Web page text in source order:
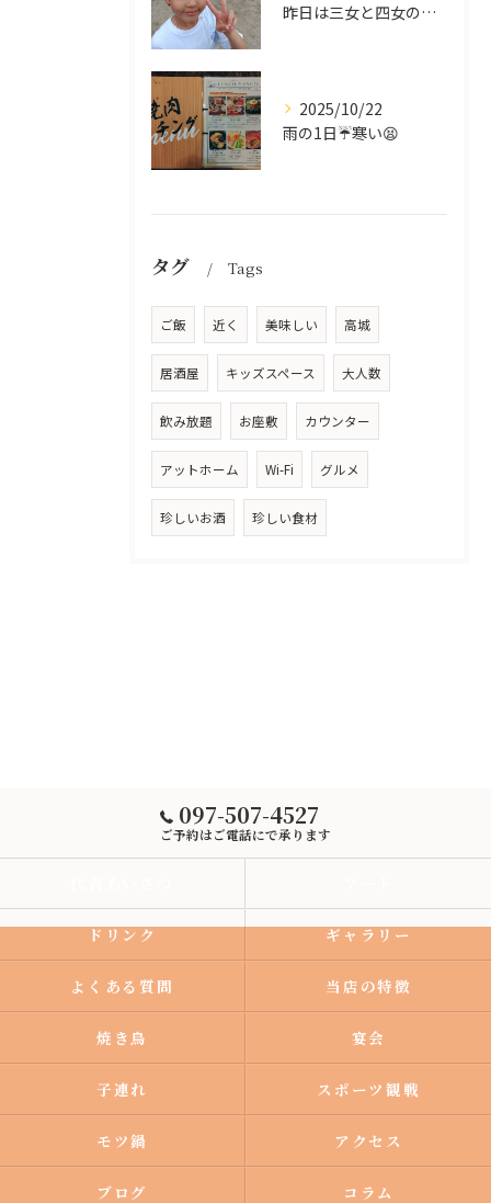
昨日は三女と四女の運動会🥰
2025/10/22
雨の1日☔寒い😫
タグ Tags
ご飯 近く 美味しい 高城
居酒屋 キッズスペース 大人数
飲み放題 お座敷 カウンター
アットホーム Wi-Fi グルメ
珍しいお酒 珍しい食材
097-507-4527
ご予約はご電話にで承ります
ドリンク ギャラリー
よくある質問 当店の特徴
焼き鳥 宴会
子連れ スポーツ観戦
モツ鍋 アクセス
ブログ コラム